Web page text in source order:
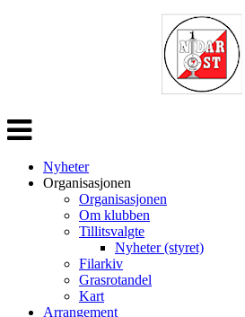
Veksle
navigasjon
Nyheter
Organisasjonen
Organisasjonen
Om klubben
Tillitsvalgte
Nyheter (styret)
Filarkiv
Grasrotandel
Kart
Arrangement